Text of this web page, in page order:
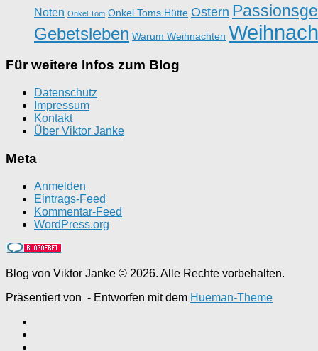
Noten Onkel Tom Onkel Toms Hütte Ostern
Gebetsleben Warum Weihnachten
Für weitere Infos zum Blog
Datenschutz
Impressum
Kontakt
Über Viktor Janke
Meta
Anmelden
Eintrags-Feed
Kommentar-Feed
WordPress.org
Blog von Viktor Janke © 2026. Alle Rechte vorbehalten.
Präsentiert von - Entworfen mit dem Hueman-Theme